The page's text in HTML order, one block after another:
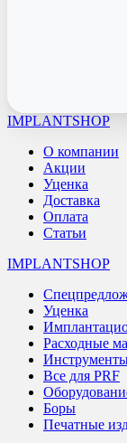
IMPLANTSHOP
О компании
Акции
Уценка
Доставка
Оплата
Статьи
IMPLANTSHOP
Уценка
Расходные
Все для PRF
Боры
Печатные